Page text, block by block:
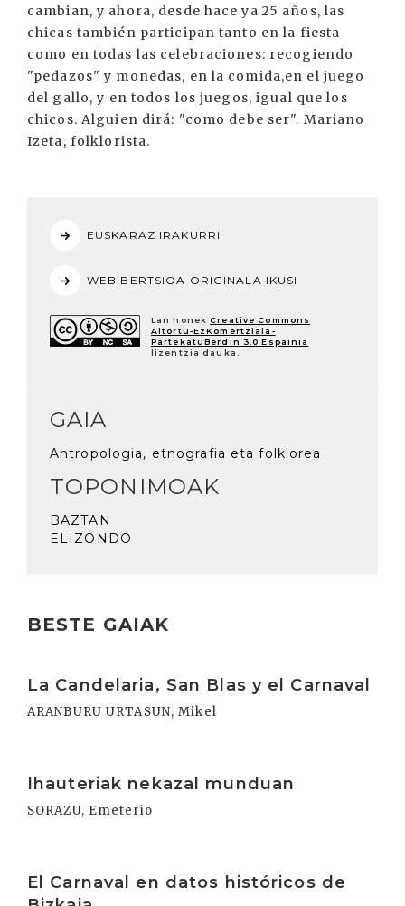
cambian, y ahora, desde hace ya 25 años, las
chicas también participan tanto en la fiesta
como en todas las celebraciones: recogiendo
"pedazos" y monedas, en la comida,en el juego
del gallo, y en todos los juegos, igual que los
chicos. Alguien dirá: "como debe ser". Mariano
Izeta, folklorista.
EUSKARAZ IRAKURRI
WEB BERTSIOA ORIGINALA IKUSI
Lan honek Creative Commons
Aitortu-EzKomertziala-
PartekatuBerdin 3.0 Espainia
lizentzia dauka.
GAIA
Antropologia, etnografia eta folklorea
TOPONIMOAK
BAZTAN
ELIZONDO
BESTE GAIAK
La Candelaria, San Blas y el Carnaval
ARANBURU URTASUN, Mikel
Ihauteriak nekazal munduan
SORAZU, Emeterio
El Carnaval en datos históricos de